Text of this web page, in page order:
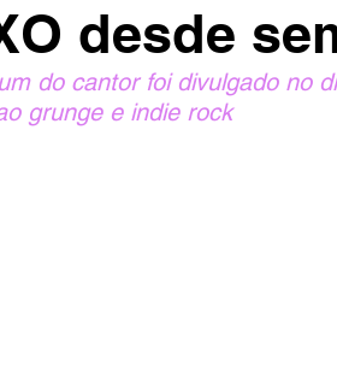
desde
do cantor foi divulgado no
grunge e indie rock